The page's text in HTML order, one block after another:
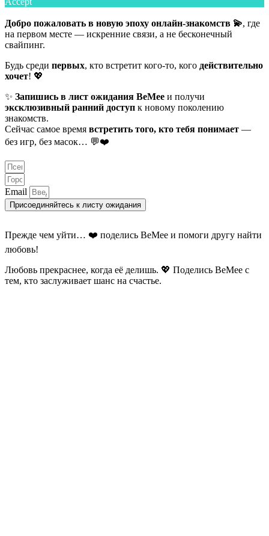
Добро пожаловать в новую эпоху онлайн-знакомств 💫, где
на первом месте — искренние связи, а не бесконечный
свайпинг.
Будь среди первых, кто встретит кого-то, кого действительно
хочет! 💖
✨ Запишись в лист ожидания BeMee и получи
эксклюзивный ранний доступ к новому поколению
знакомств.
Сейчас самое время встретить того, кто тебя понимает —
без игр, без масок… 💬❤️
Email
Присоединяйтесь к листу ожидания
Прежде чем уйти… ❤️ поделись BeMee и помоги другу найти
любовь!
Любовь прекраснее, когда её делишь. 💖 Поделись BeMee с
тем, кто заслуживает шанс на счастье.